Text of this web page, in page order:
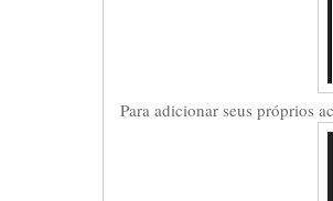
Para adicionar seus próprios